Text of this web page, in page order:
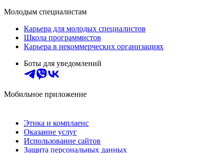
Молодым специалистам
Карьера для молодых специалистов
Школа программистов
Карьера в некоммерческих организациях
Боты для уведомлений
Мобильное приложение
Этика и комплаенс
Оказание услуг
Использование сайтов
Защита персональных данных